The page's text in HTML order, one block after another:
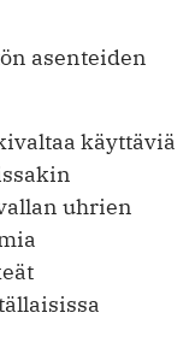
asenteiden
käyttäviä
uhrien